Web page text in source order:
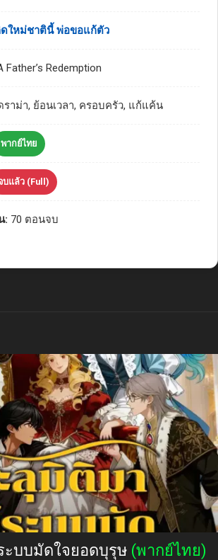
ดใหม่ชาตินี้ พ่อขอแก้ตัว
Father’s Redemption
ราม่า, ย้อนเวลา, ครอบครัว, แก้แค้น
พากย์ไทย
บแล้ว (Full)
: 70 ตอนจบ
บบมัดใจยอดบุรุษ (พากย์ไทย)